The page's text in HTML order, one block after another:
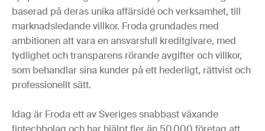
baserad på deras unika affärsidé och verksamhet, till
marknadsledande villkor. Froda grundades med
ambitionen att vara en ansvarsfull kreditgivare, med
tydlighet och transparens rörande avgifter och villkor,
som behandlar sina kunder på ett hederligt, rättvist och
professionellt sätt.
Idag är Froda ett av Sveriges snabbast växande